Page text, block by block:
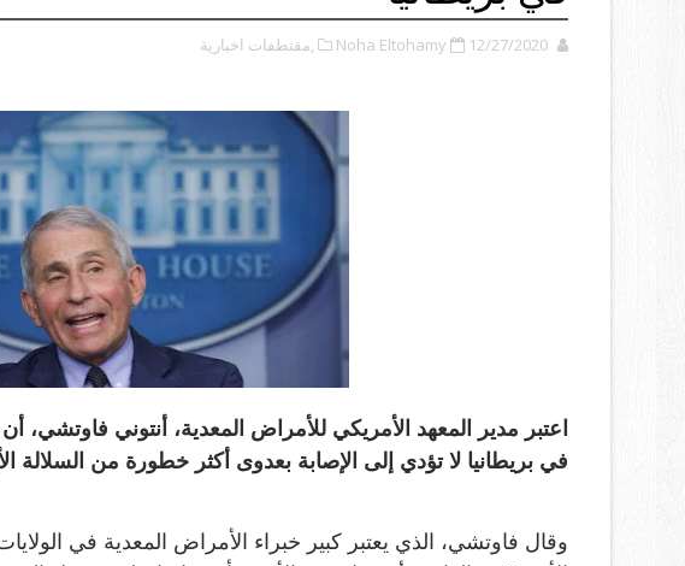
Noha Eltohamy 12/27/2020 ,مقتطفات اخبارية
اعتبر مدير المعهد الأمريكي للأمراض المعدية، أنتوني فاوتشي،
في بريطانيا لا تؤدي إلى الإصابة بعدوى أكثر خطورة من السلالة